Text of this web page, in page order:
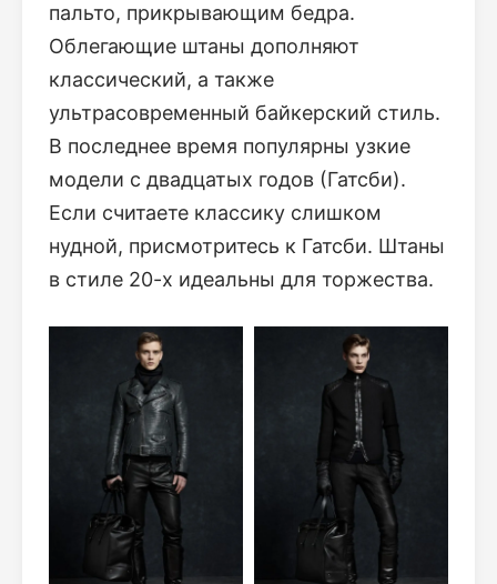
пальто, прикрывающим бедра.
Облегающие штаны дополняют
классический, а также
ультрасовременный байкерский стиль.
В последнее время популярны узкие
модели с двадцатых годов (Гатсби).
Если считаете классику слишком
нудной, присмотритесь к Гатсби. Штаны
в стиле 20-х идеальны для торжества.